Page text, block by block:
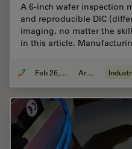
A 6-inch wafer inspection
and reproducible DIC
imaging, no matter the
in this article.
Feb 26, 2026 Article